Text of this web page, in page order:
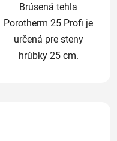
Brúsená tehla
Porotherm 25 Profi je
určená pre steny
hrúbky 25 cm.